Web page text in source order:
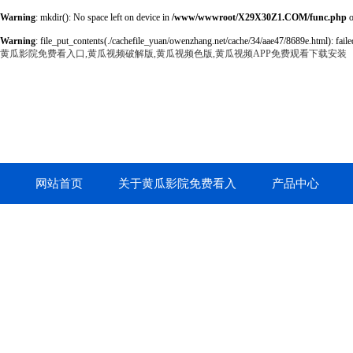
Warning: mkdir(): No space left on device in /www/wwwroot/X29X30Z1.COM/func.php
Warning: file_put_contents(./cachefile_yuan/owenzhang.net/cache/34/aae47/8689e.html):
黄瓜影院免费看入口,黄瓜视频破解版,黄瓜视频色版,黄瓜视频APP免费观看下载安装
网站首页 关于黄瓜影院免费看入 产品中心